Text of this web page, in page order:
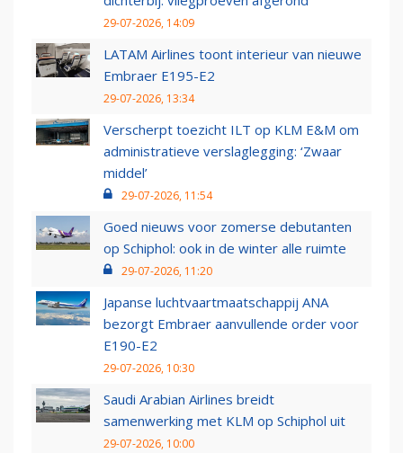
29-07-2026, 14:09
LATAM Airlines toont interieur van nieuwe
Embraer E195-E2
29-07-2026, 13:34
Verscherpt toezicht ILT op KLM E&M om
administratieve verslaglegging: ‘Zwaar
middel’
29-07-2026, 11:54
Goed nieuws voor zomerse debutanten
op Schiphol: ook in de winter alle ruimte
29-07-2026, 11:20
Japanse luchtvaartmaatschappij ANA
bezorgt Embraer aanvullende order voor
E190-E2
29-07-2026, 10:30
Saudi Arabian Airlines breidt
samenwerking met KLM op Schiphol uit
29-07-2026, 10:00